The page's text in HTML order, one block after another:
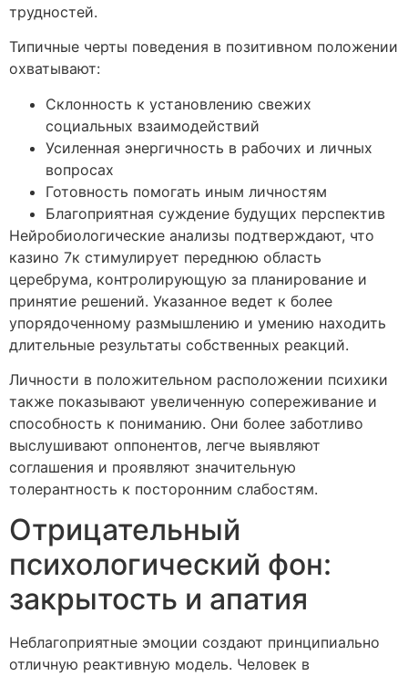
трудностей.
Типичные черты поведения в позитивном положении
охватывают:
Склонность к установлению свежих
социальных взаимодействий
Усиленная энергичность в рабочих и личных
вопросах
Готовность помогать иным личностям
Благоприятная суждение будущих перспектив
Нейробиологические анализы подтверждают, что
казино 7к стимулирует переднюю область
церебрума, контролирующую за планирование и
принятие решений. Указанное ведет к более
упорядоченному размышлению и умению находить
длительные результаты собственных реакций.
Личности в положительном расположении психики
также показывают увеличенную сопереживание и
способность к пониманию. Они более заботливо
выслушивают оппонентов, легче выявляют
соглашения и проявляют значительную
толерантность к посторонним слабостям.
Отрицательный
психологический фон:
закрытость и апатия
Неблагоприятные эмоции создают принципиально
отличную реактивную модель. Человек в